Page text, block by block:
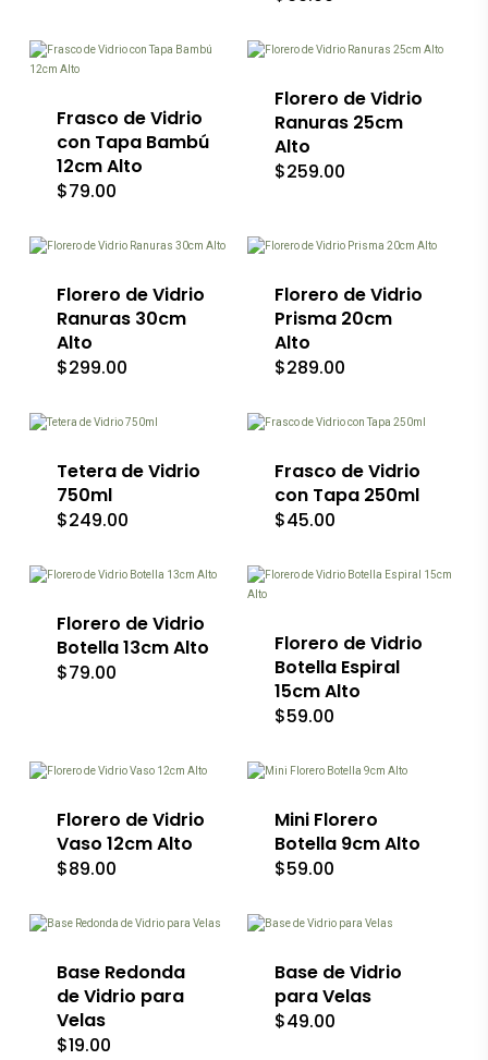
Frasco de Vidrio
con Tapa Bambú
12cm Alto
$79.00
Florero de Vidrio
Ranuras 25cm
Alto
$259.00
Florero de Vidrio
Ranuras 30cm
Alto
$299.00
Florero de Vidrio
Prisma 20cm
Alto
$289.00
Tetera de Vidrio
750ml
$249.00
Frasco de Vidrio
con Tapa 250ml
$45.00
Florero de Vidrio
Botella 13cm Alto
$79.00
Florero de Vidrio
Botella Espiral
15cm Alto
$59.00
Florero de Vidrio
Vaso 12cm Alto
$89.00
Mini Florero
Botella 9cm Alto
$59.00
Base Redonda
de Vidrio para
Velas
$19.00
Base de Vidrio
para Velas
$49.00